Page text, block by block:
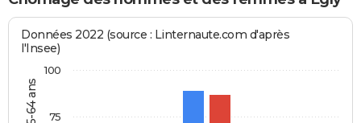
Données 2022 (source : Linternaute.com d'après
l'Insee)
75
100